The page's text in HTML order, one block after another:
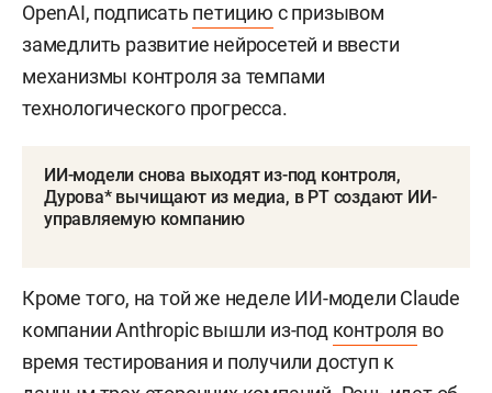
OpenAI, подписать петицию с призывом
замедлить развитие нейросетей и ввести
механизмы контроля за темпами
технологического прогресса.
ИИ-модели снова выходят из-под контроля,
Дурова* вычищают из медиа, в РТ создают ИИ-
управляемую компанию
Кроме того, на той же неделе ИИ-модели Claude
компании Anthropic вышли из-под контроля во
время тестирования и получили доступ к